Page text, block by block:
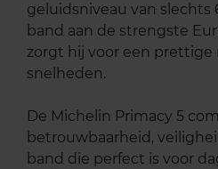
geluidsniveau van slechts
band aan de strengste
zorgt hij voor een prettige
snelheden.
De Michelin Primacy 5
betrouwbaarheid,
band die perfect is voor